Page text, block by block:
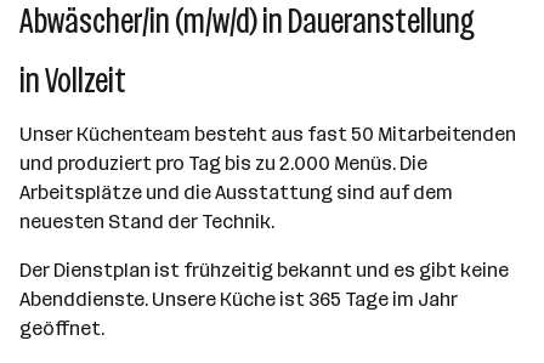
Abwäscher/in (m/w/d) in Daueranstellung
in Vollzeit
Unser Küchenteam besteht aus fast 50 Mitarbeitenden
und produziert pro Tag bis zu 2.000 Menüs. Die
Arbeitsplätze und die Ausstattung sind auf dem
neuesten Stand der Technik.
Der Dienstplan ist frühzeitig bekannt und es gibt keine
Abenddienste. Unsere Küche ist 365 Tage im Jahr
geöffnet.